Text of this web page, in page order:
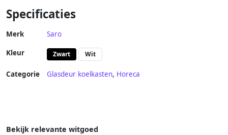
Specificaties
Merk Saro
Kleur Zwart Wit
Categorie Glasdeur koelkasten, Horeca
Bekijk relevante witgoed